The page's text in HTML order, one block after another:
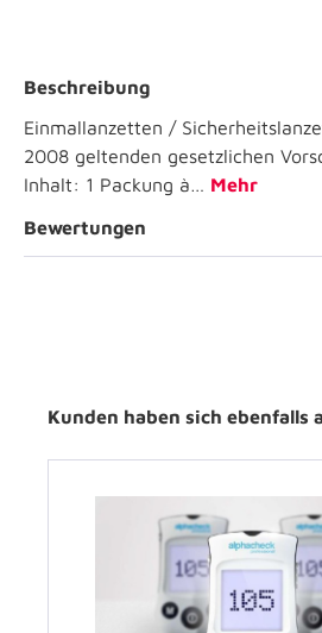
Beschreibung
Einmallanzetten /
2008 geltenden gesetzlichen
Inhalt: 1 Packung à… Mehr
Bewertungen
Kunden haben sich ebenfalls